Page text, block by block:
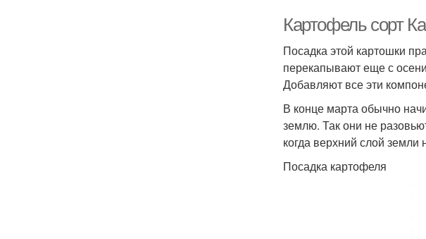
Картофель сорт
Посадка этой картошки
перекапывают еще с
Добавляют все эти
В конце марта обычно
землю. Так они не
когда верхний слой земли
Посадка картофеля